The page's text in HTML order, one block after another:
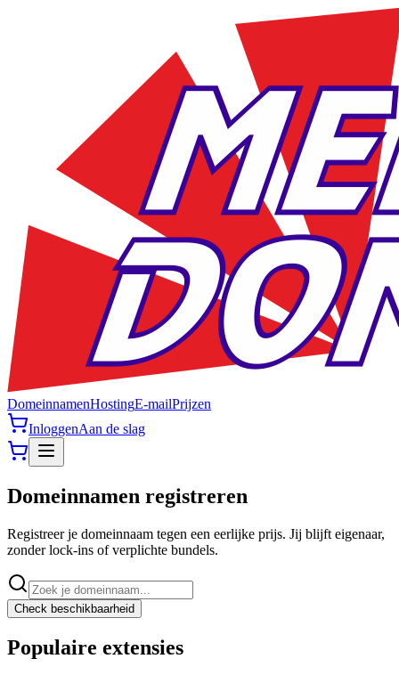
DomeinnamenHostingE-mailPrijzen
InloggenAan de slag
Domeinnamen registreren
Registreer je domeinnaam tegen een eerlijke prijs. Jij blijft eigenaar,
zonder lock-ins of verplichte bundels.
Check beschikbaarheid
Populaire extensies